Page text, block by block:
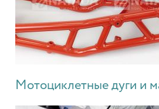
Мотоциклетные дуги и